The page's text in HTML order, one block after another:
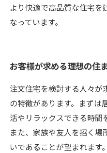
より快適で高品質な住宅
なっています。
お客様が求める理想の住
注文住宅を検討する人々
の特徴があります。まずは
活やリラックスできる時間
また、家族や友人を招く
いであることが望まれます